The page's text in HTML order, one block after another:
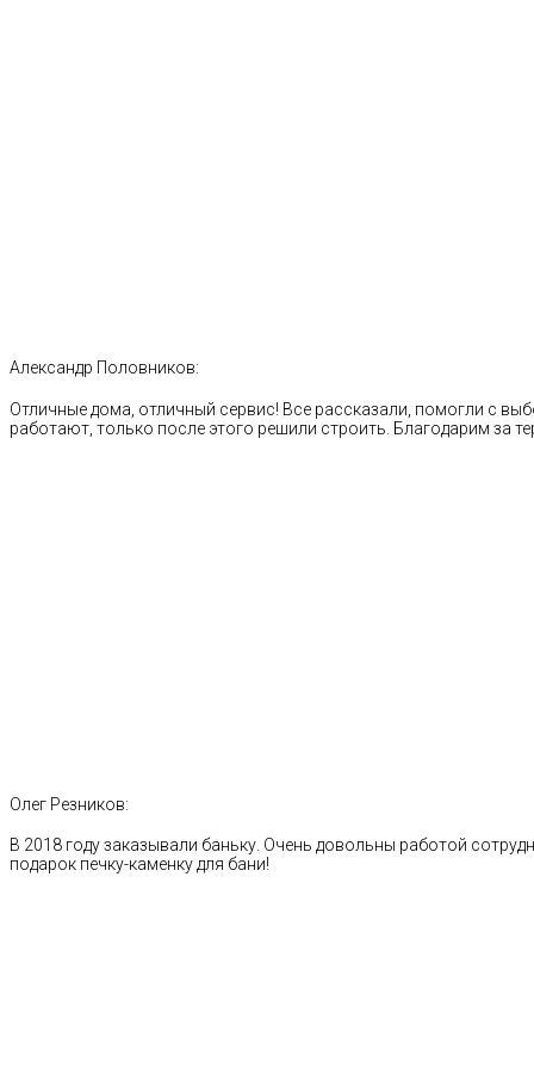
Александр Половников:
Отличные дома, отличный сервис! Все рассказали, помогли с
работают, только после этого решили строить. Благодарим за
Олег Резников:
В 2018 году заказывали баньку. Очень довольны работой
подарок печку-каменку для бани!